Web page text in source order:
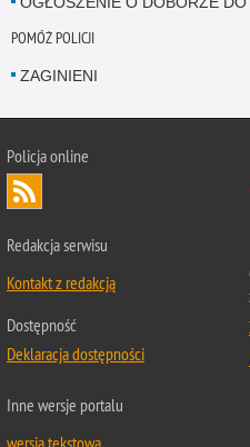
POMÓŻ POLICJI
ZAGINIENI
Policja online
Redakcja serwisu
Kontakt z redakcją
Dostępność
Deklaracja dostępności
Inne wersje portalu
wersja tekstowa